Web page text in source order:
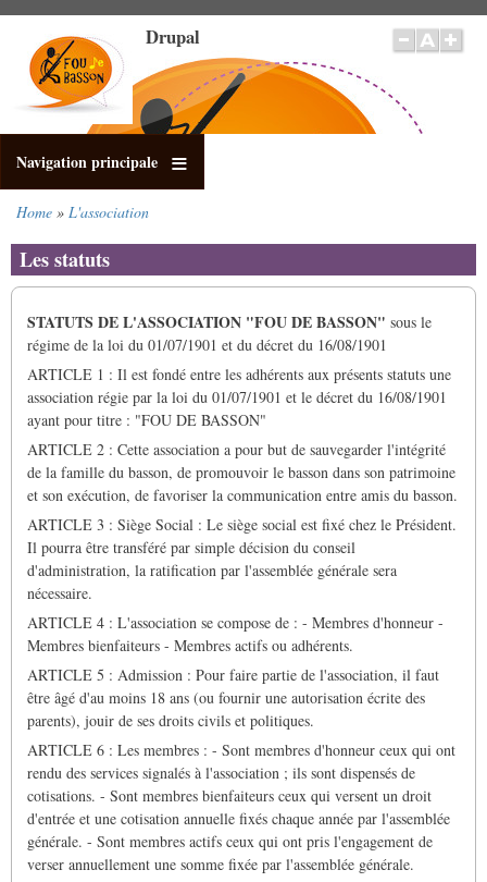
main
content
Drupal
Navigation principale
Home L'association
Les statuts
STATUTS DE L'ASSOCIATION "FOU DE BASSON" sous le
régime de la loi du 01/07/1901 et du décret du 16/08/1901
ARTICLE 1 : Il est fondé entre les adhérents aux présents statuts une
association régie par la loi du 01/07/1901 et le décret du 16/08/1901
ayant pour titre : "FOU DE BASSON"
ARTICLE 2 : Cette association a pour but de sauvegarder l'intégrité
de la famille du basson, de promouvoir le basson dans son patrimoine
et son exécution, de favoriser la communication entre amis du basson.
ARTICLE 3 : Siège Social : Le siège social est fixé chez le Président.
Il pourra être transféré par simple décision du conseil
d'administration, la ratification par l'assemblée générale sera
nécessaire.
ARTICLE 4 : L'association se compose de : - Membres d'honneur -
Membres bienfaiteurs - Membres actifs ou adhérents.
ARTICLE 5 : Admission : Pour faire partie de l'association, il faut
être âgé d'au moins 18 ans (ou fournir une autorisation écrite des
parents), jouir de ses droits civils et politiques.
ARTICLE 6 : Les membres : - Sont membres d'honneur ceux qui ont
rendu des services signalés à l'association ; ils sont dispensés de
cotisations. - Sont membres bienfaiteurs ceux qui versent un droit
d'entrée et une cotisation annuelle fixés chaque année par l'assemblée
générale. - Sont membres actifs ceux qui ont pris l'engagement de
verser annuellement une somme fixée par l'assemblée générale.